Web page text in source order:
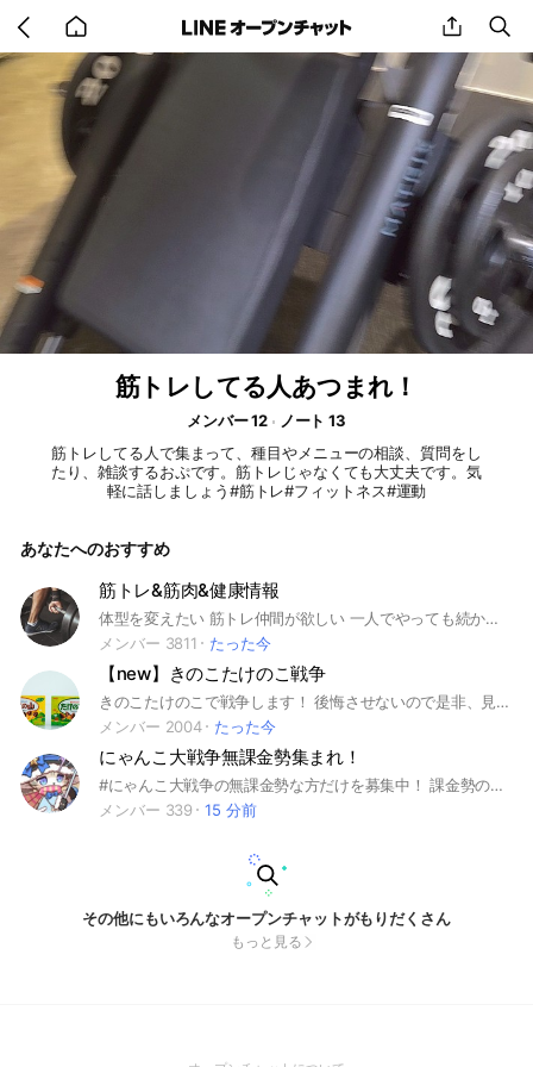
back
to
home
share
筋トレしてる人あつまれ！
メンバー 12
ノート 13
筋トレしてる人で集まって、種目やメニューの相談、質問をし
たり、雑談するおぷです。筋トレじゃなくても大丈夫です。気
軽に話しましょう#筋トレ#フィットネス#運動
あなたへのおすすめ
筋トレ&筋肉&健康情報
体型を変えたい 筋トレ仲間が欲しい 一人でやっても続かない 食事管理について相談したい 何から始めたらいいか分からない そんなあなた😌 ボディメイクのための食事・毎日のトレーニング・使っているサプリや器具などの情報共有をして みんなで頑張りましょう🏆 中学生から大人まで 幅広い世代の仲間が待っています。 お気軽にご参加ください☺️ ※入室後は必ずルールを読んでね！ ⚠️名前とアイコンに注意⚠️ 政治/宗教/下ネタ/反社会的/犯罪/公序良俗に反する内容/その他管理人の判断で告知なく退室処分になる可能性があります。
メンバー 3811
たった今
【new】きのこたけのこ戦争
きのこたけのこで戦争します！ 後悔させないので是非、見に来てください！
メンバー 2004
たった今
にゃんこ大戦争無課金勢集まれ！
#にゃんこ大戦争の無課金勢な方だけを募集中！ 課金勢の方はお断りしてます。クリアできないステージなどがあったらグループ内でいろいろと提案をしてクリアできるようにしていきましょう！即抜けやグループの荒らしなどの迷惑行為をしないようお願いいたします。その行為が続く場合には通報いたします。 グループに入ってもらった際にはにゃんこクラブや超激レアの図鑑の写真などをオプに入った日の内に掲示していただきます。主に課金勢やチーターの流れ込みを防ぐための物と攻略の手助けする際に必要になりますので予めご了承の上、ご協力をお願いいたします。 とにかく無課金のにゃんこ好き集まれ！
メンバー 339
15 分前
その他にもいろんなオープンチャットがもりだくさん
もっと見る